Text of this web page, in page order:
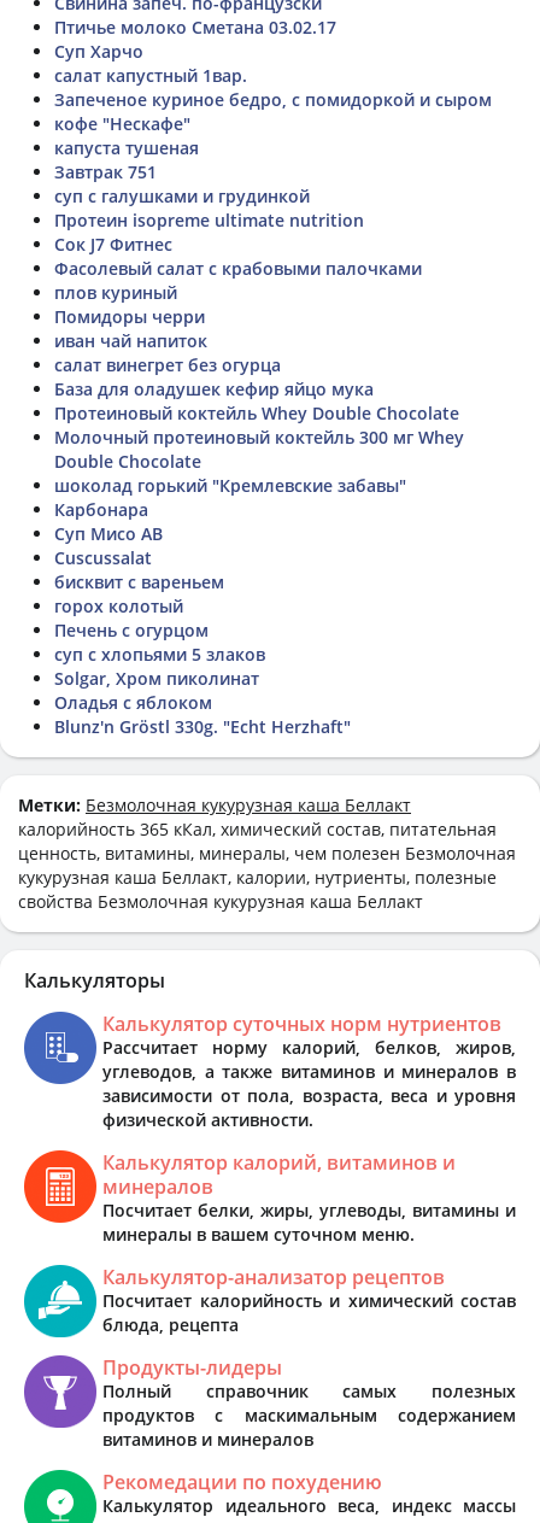
Птичье молоко Сметана 03.02.17
Суп Харчо
салат капустный 1вар.
Запеченое куриное бедро, с помидоркой и сыром
кофе "Нескафе"
капуста тушеная
Завтрак 751
суп с галушками и грудинкой
Протеин isopreme ultimate nutrition
Сок J7 Фитнес
Фасолевый салат с крабовыми палочками
плов куриный
Помидоры черри
иван чай напиток
салат винегрет без огурца
База для оладушек кефир яйцо мука
Протеиновый коктейль Whey Double Chocolate
Молочный протеиновый коктейль 300 мг Whey
Double Chocolate
шоколад горький "Кремлевские забавы"
Карбонара
Суп Мисо АВ
Cuscussalat
бисквит с вареньем
горох колотый
Печень с огурцом
суп с хлопьями 5 злаков
Solgar, Хром пиколинат
Оладья с яблоком
Blunz'n Gröstl 330g. "Echt Herzhaft"
Метки: Безмолочная кукурузная каша Беллакт
калорийность 365 кКал, химический состав, питательная
ценность, витамины, минералы, чем полезен Безмолочная
кукурузная каша Беллакт, калории, нутриенты, полезные
свойства Безмолочная кукурузная каша Беллакт
Калькуляторы
Калькулятор суточных норм нутриентов
Рассчитает норму калорий, белков, жиров,
углеводов, а также витаминов и минералов в
зависимости от пола, возраста, веса и уровня
физической активности.
Калькулятор калорий, витаминов и
минералов
Посчитает белки, жиры, углеводы, витамины и
минералы в вашем суточном меню.
Калькулятор-анализатор рецептов
Посчитает калорийность и химический состав
блюда, рецепта
Продукты-лидеры
Полный справочник самых полезных
продуктов с маскимальным содержанием
витаминов и минералов
Рекомедации по похудению
Калькулятор идеального веса, индекс массы